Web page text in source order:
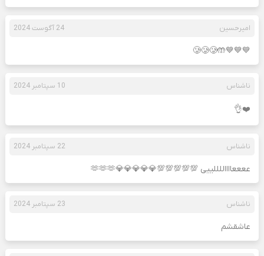
امیرحسین 24 آگوست 2024
💙💙💙🤲🥲🥲🥲
ناشناس 10 سپتامبر 2024
❤️👌
ناشناس 22 سپتامبر 2024
ععععااااللللییی 💯💯💯💯💯💎💎💎💎💎🫶🫶🫶
ناشناس 23 سپتامبر 2024
عاشقشم